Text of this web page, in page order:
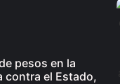
pesos en la
contra el Estado,